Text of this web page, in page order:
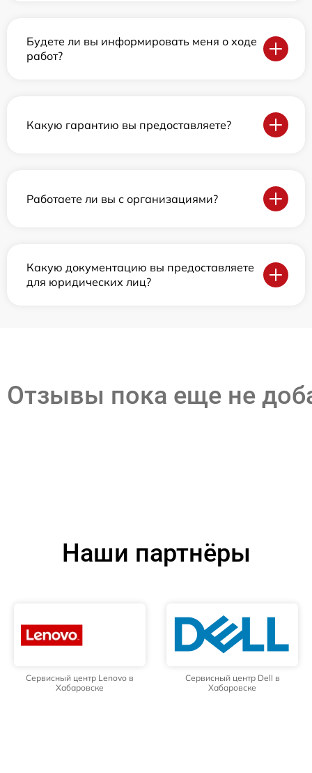
Будете ли вы информировать меня о ходе
работ?
Какую гарантию вы предоставляете?
Работаете ли вы с организациями?
Какую документацию вы предоставляете
для юридических лиц?
Отзывы пока еще не
Наши партнёры
Сервисный центр Lenovo в
Хабаровске
Сервисный центр Dell в
Хабаровске